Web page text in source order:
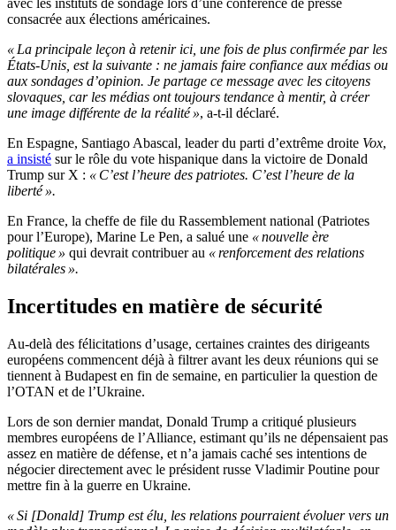
avec les instituts de sondage lors d’une conférence de presse
consacrée aux élections américaines.
« La principale leçon à retenir ici, une fois de plus confirmée par les
États-Unis, est la suivante : ne jamais faire confiance aux médias ou
aux sondages d’opinion. Je partage ce message avec les citoyens
slovaques, car les médias ont toujours tendance à mentir, à créer
une image différente de la réalité », a-t-il déclaré.
En Espagne, Santiago Abascal, leader du parti d’extrême droite Vox,
a insisté sur le rôle du vote hispanique dans la victoire de Donald
Trump sur X : « C’est l’heure des patriotes. C’est l’heure de la
liberté ».
En France, la cheffe de file du Rassemblement national (Patriotes
pour l’Europe), Marine Le Pen, a salué une « nouvelle ère
politique » qui devrait contribuer au « renforcement des relations
bilatérales ».
Incertitudes en matière de sécurité
Au-delà des félicitations d’usage, certaines craintes des dirigeants
européens commencent déjà à filtrer avant les deux réunions qui se
tiennent à Budapest en fin de semaine, en particulier la question de
l’OTAN et de l’Ukraine.
Lors de son dernier mandat, Donald Trump a critiqué plusieurs
membres européens de l’Alliance, estimant qu’ils ne dépensaient pas
assez en matière de défense, et n’a jamais caché ses intentions de
négocier directement avec le président russe Vladimir Poutine pour
mettre fin à la guerre en Ukraine.
« Si [Donald] Trump est élu, les relations pourraient évoluer vers un